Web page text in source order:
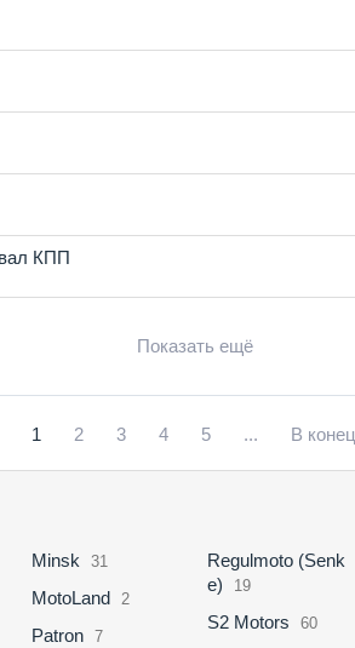
КПП
Показать ещё
1 2 3 4 5 ... В конец
Minsk 31
MotoLand 2
Patron 7
Regulmoto (Senk
e)
19
S2 Motors 60